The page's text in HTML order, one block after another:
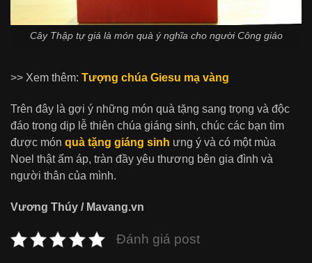
Cây Thập tự giá là món quà ý nghĩa cho người Công giáo
>> Xem thêm: Tượng chúa Giesu mạ vàng
Trên đây là gợi ý những món quà tặng sang trọng và độc
đáo trong dịp lễ thiên chúa giáng sinh, chúc các bạn tìm
được món quà tặng giáng sinh ưng ý và có một mùa
Noel thật ấm áp, tràn đầy yêu thương bên gia đình và
người thân của mình.
Vương Thúy / Mavang.vn
Đánh giá post